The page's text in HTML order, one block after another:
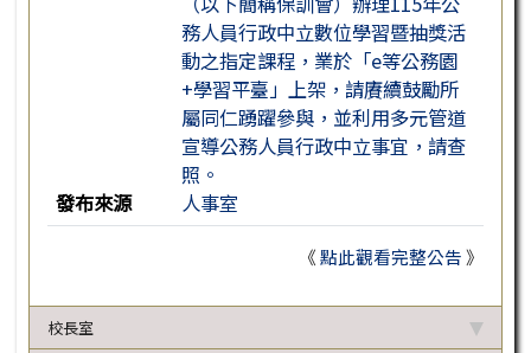
務人員行政中立數位學習暨抽獎活
動之指定課程，業於「e等公務園
+學習平臺」上架，請賡續鼓勵所
屬同仁踴躍參與，並利用多元管道
宣導公務人員行政中立事宜，請查
照。
發布來源
人事室
《點此觀看完整公告》
校長室